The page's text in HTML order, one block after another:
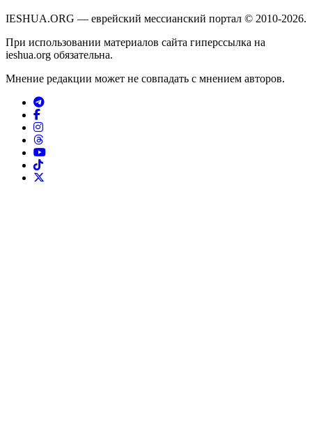
IESHUA.ORG — еврейский мессианский портал © 2010-2026.
При использовании материалов сайта гиперссылка на
ieshua.org обязательна.
Мнение редакции может не совпадать с мнением авторов.